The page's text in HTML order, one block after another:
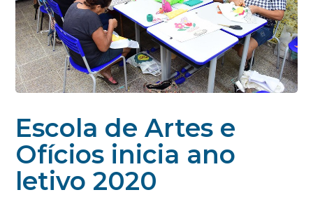
Escola de Artes e
Ofícios inicia ano
letivo 2020